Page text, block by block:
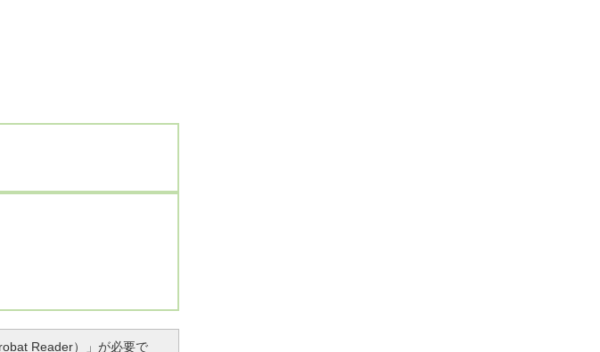
Reader）」が必要で